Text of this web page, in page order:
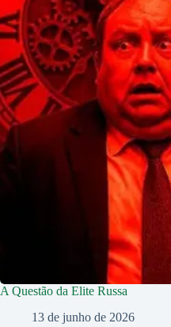
A Questão da Elite Russa
13 de junho de 2026